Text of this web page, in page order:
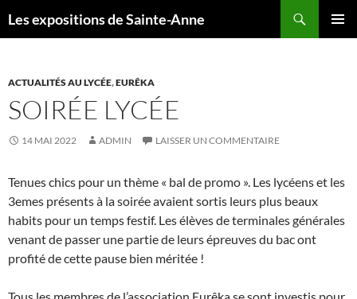
Les expositions de Sainte-Anne
ACTUALITÉS AU LYCÉE,EURÊKA
SOIRÉE LYCÉE
14 MAI 2022 ADMIN LAISSER UN COMMENTAIRE
Tenues chics pour un thème « bal de promo ». Les lycéens et les
3emes présents à la soirée avaient sortis leurs plus beaux
habits pour un temps festif. Les élèves de terminales générales
venant de passer une partie de leurs épreuves du bac ont
profité de cette pause bien méritée !